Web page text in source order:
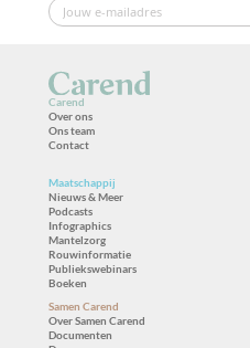
Carend
Over ons
Ons team
Contact
Maatschappij
Nieuws & Meer
Podcasts
Infographics
Mantelzorg
Rouwinformatie
Publiekswebinars
Boeken
Samen Carend
Over Samen Carend
Documenten